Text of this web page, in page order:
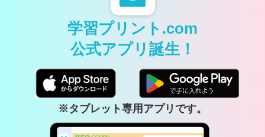
学習プリント.com
公式アプリ誕生！
※タブレット専用アプリです。